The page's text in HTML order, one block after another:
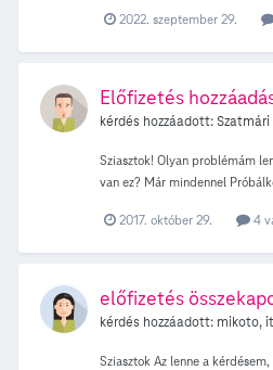
2022. szeptember 29.
Előfizetés
kérdés hozzáadott:
Sziasztok! Olyan problémám
van ez? Már mindennel
2017. október 29. 4
előfizetés
kérdés hozzáadott: mikoto,
Sziasztok Az lenne a